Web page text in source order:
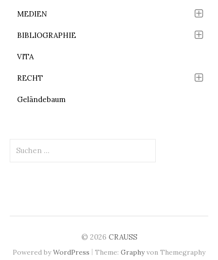
MEDIEN
BIBLIOGRAPHIE
VITA
RECHT
Geländebaum
nach:
© 2026 CRAUSS
Powered byWordPress | Theme: Graphyvon Themegraphy